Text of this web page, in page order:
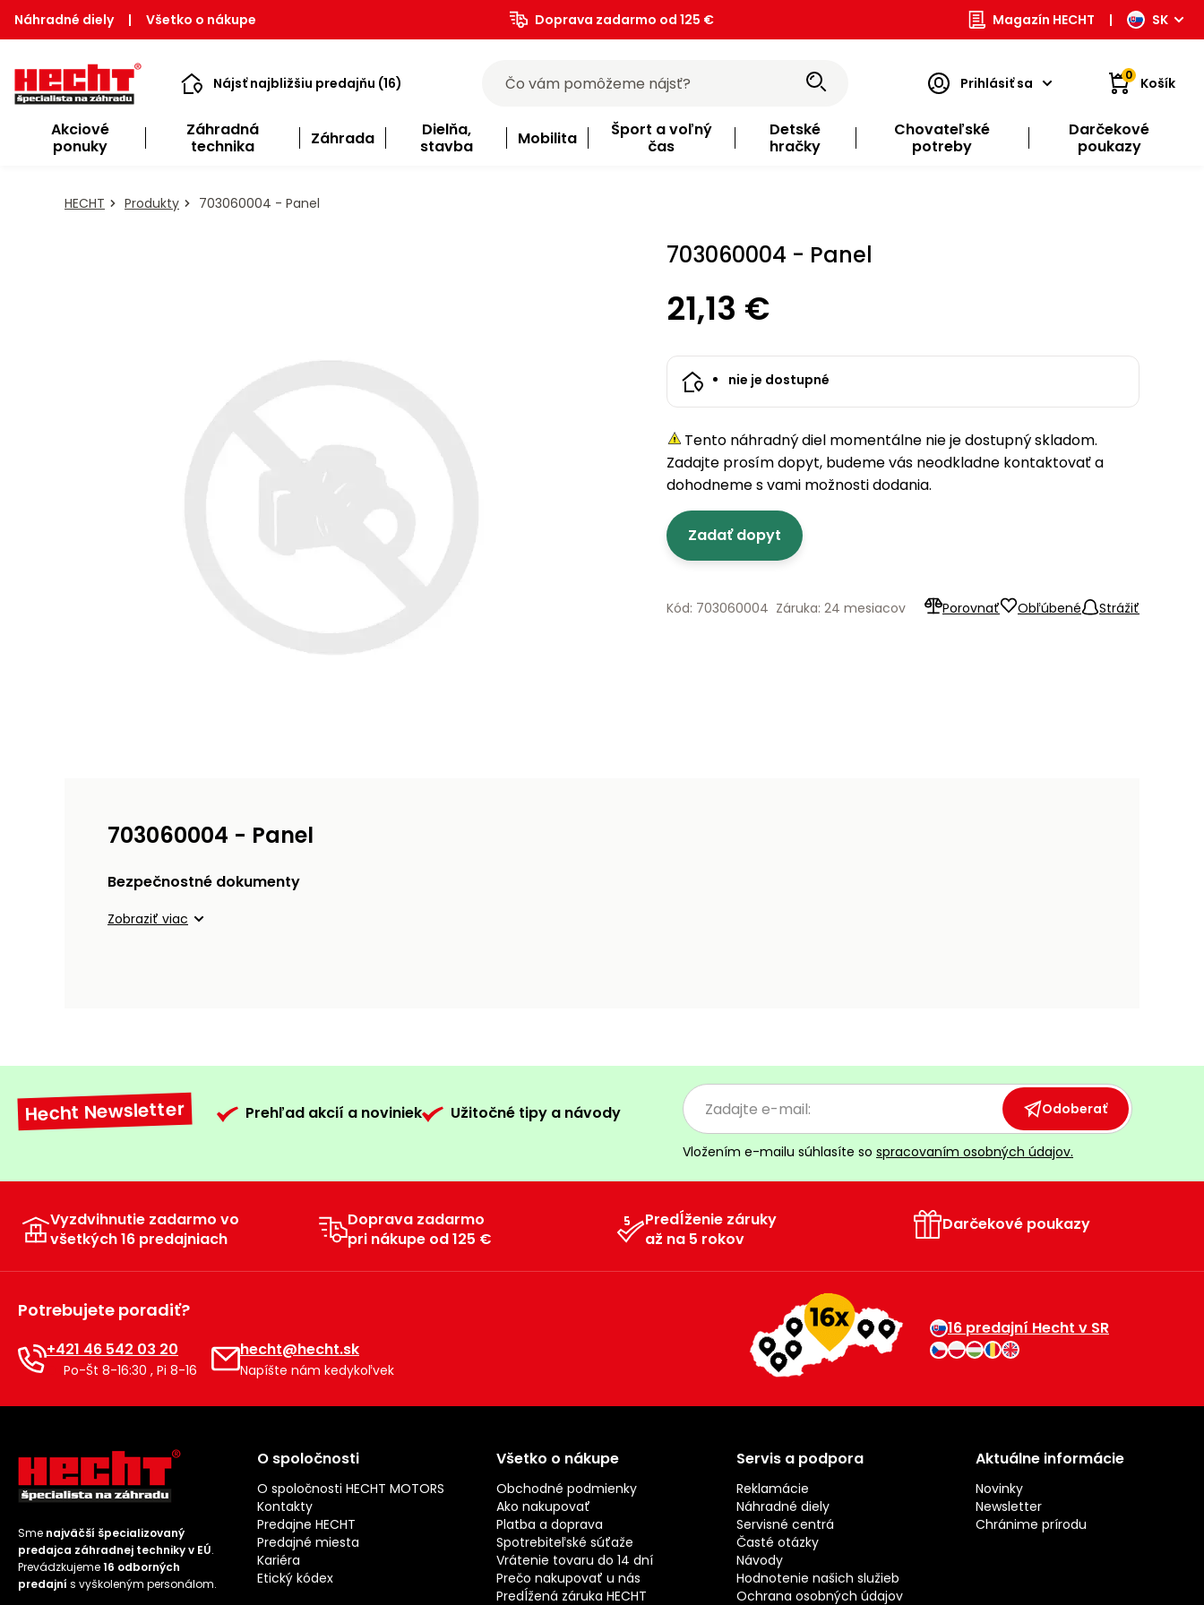
Náhradné diely | Všetko o nákupe Doprava zadarmo od 125 € Magazín HECHT | SK
Nájsť najbližšiu predajňu (16) Prihlásiť sa 0 Košík
Akciové
ponuky
Záhradná
technika
Záhrada
Dielňa,
stavba
Mobilita
Šport a voľný
čas
Detské
hračky
Chovateľské
potreby
Darčekové
poukazy
HECHT Produkty 703060004 - Panel
703060004 - Panel
21,13 €
nie je dostupné
Tento náhradný diel momentálne nie je dostupný skladom.
Zadajte prosím dopyt, budeme vás neodkladne kontaktovať a
dohodneme s vami možnosti dodania.
Zadať dopyt
Porovnať Obľúbené Strážiť
Kód: 703060004 Záruka: 24 mesiacov
703060004 - Panel
Bezpečnostné dokumenty
Zobraziť viac
Hecht Newsletter Prehľad akcií a noviniek Užitočné tipy a návody Odoberať
Vložením e-mailu súhlasíte so spracovaním osobných údajov.
Vyzdvihnutie zadarmo vo
všetkých 16 predajniach
Doprava zadarmo
pri nákupe od 125 €
Predĺženie záruky
až na 5 rokov
Darčekové poukazy
Potrebujete poradiť?
+421 46 542 03 20
Po-Št 8-16:30 , Pi 8-16
hecht@hecht.sk
Napíšte nám kedykoľvek
16 predajní Hecht v SR
Sme najväčší špecializovaný
predajca záhradnej techniky v EÚ.
Prevádzkujeme16 odborných
predajní s vyškoleným personálom.
O spoločnosti
O spoločnosti HECHT MOTORS
Kontakty
Predajne HECHT
Predajné miesta
Kariéra
Etický kódex
Všetko o nákupe
Obchodné podmienky
Ako nakupovať
Platba a doprava
Spotrebiteľské súťaže
Vrátenie tovaru do 14 dní
Prečo nakupovať u nás
Predĺžená záruka HECHT
Servis a podpora
Reklamácie
Náhradné diely
Servisné centrá
Časté otázky
Návody
Hodnotenie našich služieb
Ochrana osobných údajov
Aktuálne informácie
Novinky
Newsletter
Chránime prírodu